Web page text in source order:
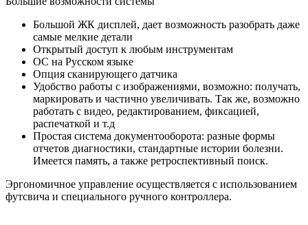
Большой ЖК дисплей, дает возможность разобрать даже
самые мелкие детали
Открытый доступ к любым инструментам
ОС на Русском языке
Опция сканирующего датчика
Удобство работы с изображениями, возможно: получать,
маркировать и частично увеличивать. Так же, возможно
работать с видео, редактированием, фиксацией,
распечаткой и т.д
Простая система документооборота: разные формы
отчетов диагностики, стандартные истории болезни.
Имеется память, а также ретроспективный поиск.
Эргономичное управление осуществляется с использованием
футсвича и специального ручного контроллера.